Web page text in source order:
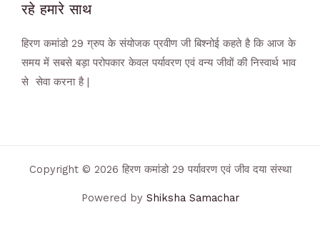
रहे हमारे साथ
हिरण कमांडो 29 ग्रुप के संयोजक प्रवीण जी बिश्नोई कहते है कि आज के
समय में सबसे बड़ा परोपकार केवल पर्यावरण एवं वन्य जीवों की निस्वार्थ भाव
से सेवा करना है |
Copyright © 2026 हिरण कमांडो 29 पर्यावरण एवं जीव दया संस्था
Powered by Shiksha Samachar